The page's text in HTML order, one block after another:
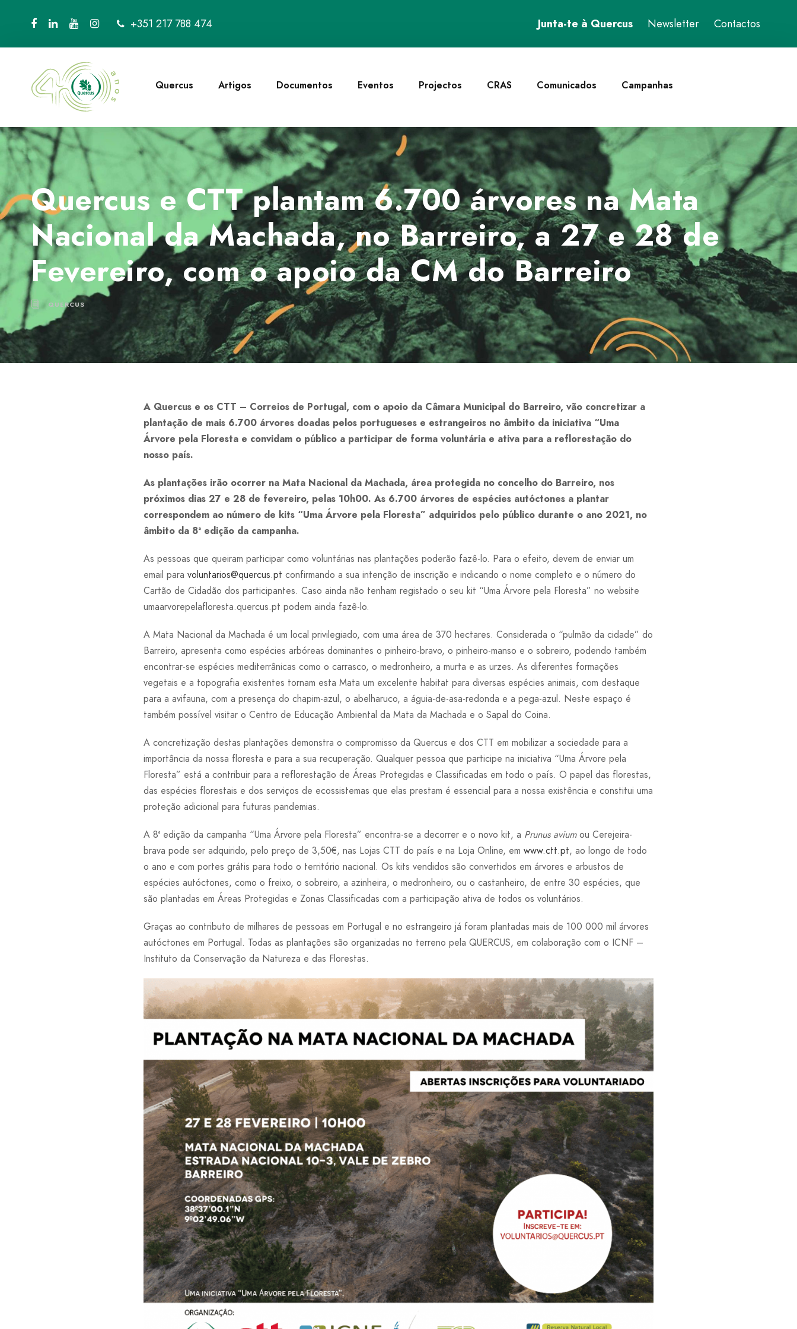
+351 217 788 474 Junta-te à Quercus Newsletter Contactos
Quercus Artigos Documentos Eventos Projectos CRAS Comunicados Campanhas
Quercus e CTT plantam 6.700 árvores na Mata
Nacional da Machada, no Barreiro, a 27 e 28 de
Fevereiro, com o apoio da CM do Barreiro
QUERCUS
A Quercus e os CTT – Correios de Portugal, com o apoio da Câmara Municipal do Barreiro, vão concretizar a
plantação de mais 6.700 árvores doadas pelos portugueses e estrangeiros no âmbito da iniciativa “Uma
Árvore pela Floresta e convidam o público a participar de forma voluntária e ativa para a reflorestação do
nosso país.
As plantações irão ocorrer na Mata Nacional da Machada, área protegida no concelho do Barreiro, nos
próximos dias 27 e 28 de fevereiro, pelas 10h00. As 6.700 árvores de espécies autóctones a plantar
correspondem ao número de kits “Uma Árvore pela Floresta” adquiridos pelo público durante o ano 2021, no
âmbito da 8ª edição da campanha.
As pessoas que queiram participar como voluntárias nas plantações poderão fazê-lo. Para o efeito, devem de enviar um
email para voluntarios@quercus.pt confirmando a sua intenção de inscrição e indicando o nome completo e o número do
Cartão de Cidadão dos participantes. Caso ainda não tenham registado o seu kit “Uma Árvore pela Floresta” no website
umaarvorepelafloresta.quercus.pt podem ainda fazê-lo.
A Mata Nacional da Machada é um local privilegiado, com uma área de 370 hectares. Considerada o “pulmão da cidade” do
Barreiro, apresenta como espécies arbóreas dominantes o pinheiro-bravo, o pinheiro-manso e o sobreiro, podendo também
encontrar-se espécies mediterrânicas como o carrasco, o medronheiro, a murta e as urzes. As diferentes formações
vegetais e a topografia existentes tornam esta Mata um excelente habitat para diversas espécies animais, com destaque
para a avifauna, com a presença do chapim-azul, o abelharuco, a águia-de-asa-redonda e a pega-azul. Neste espaço é
também possível visitar o Centro de Educação Ambiental da Mata da Machada e o Sapal do Coina.
A concretização destas plantações demonstra o compromisso da Quercus e dos CTT em mobilizar a sociedade para a
importância da nossa floresta e para a sua recuperação. Qualquer pessoa que participe na iniciativa “Uma Árvore pela
Floresta” está a contribuir para a reflorestação de Áreas Protegidas e Classificadas em todo o país. O papel das florestas,
das espécies florestais e dos serviços de ecossistemas que elas prestam é essencial para a nossa existência e constitui uma
proteção adicional para futuras pandemias.
A 8ª edição da campanha “Uma Árvore pela Floresta” encontra-se a decorrer e o novo kit, a Prunus aviumou Cerejeira-
brava pode ser adquirido, pelo preço de 3,50€, nas Lojas CTT do país e na Loja Online, em www.ctt.pt, ao longo de todo
o ano e com portes grátis para todo o território nacional. Os kits vendidos são convertidos em árvores e arbustos de
espécies autóctones, como o freixo, o sobreiro, a azinheira, o medronheiro, ou o castanheiro, de entre 30 espécies, que
são plantadas em Áreas Protegidas e Zonas Classificadas com a participação ativa de todos os voluntários.
Graças ao contributo de milhares de pessoas em Portugal e no estrangeiro já foram plantadas mais de 100 000 mil árvores
autóctones em Portugal. Todas as plantações são organizadas no terreno pela QUERCUS, em colaboração com o ICNF –
Instituto da Conservação da Natureza e das Florestas.